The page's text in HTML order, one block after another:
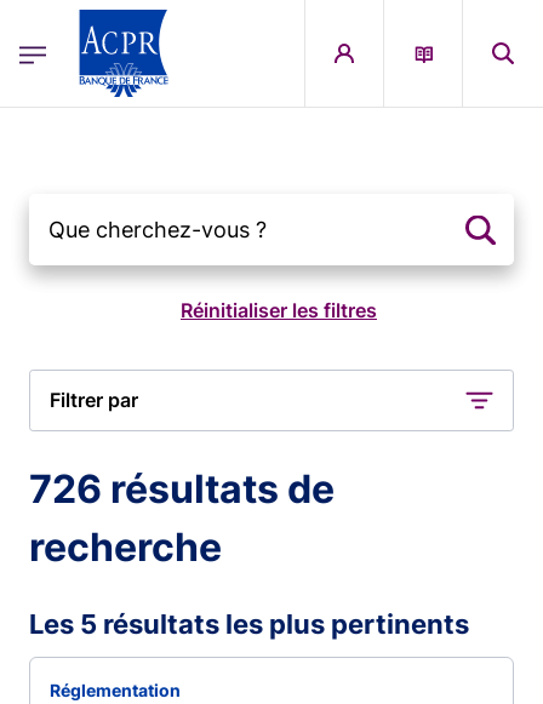
ACPR Menu Principal (French)
Filtrer par
726 résultats de
recherche
Les 5 résultats les plus pertinents
Réglementation